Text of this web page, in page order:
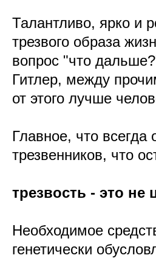
Талантливо, ярко и
трезвого образа
вопрос "что
Гитлер, между
от этого лучше
Главное, что всегда
трезвенников, что
трезвость - это не
Необходимое
генетически